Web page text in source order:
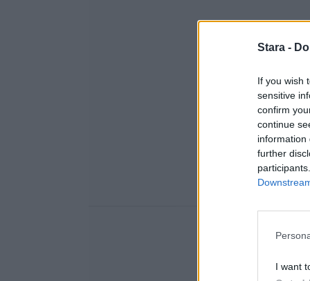
Stara -
If you wish
sensitive
confirm
continue
information
further
I want